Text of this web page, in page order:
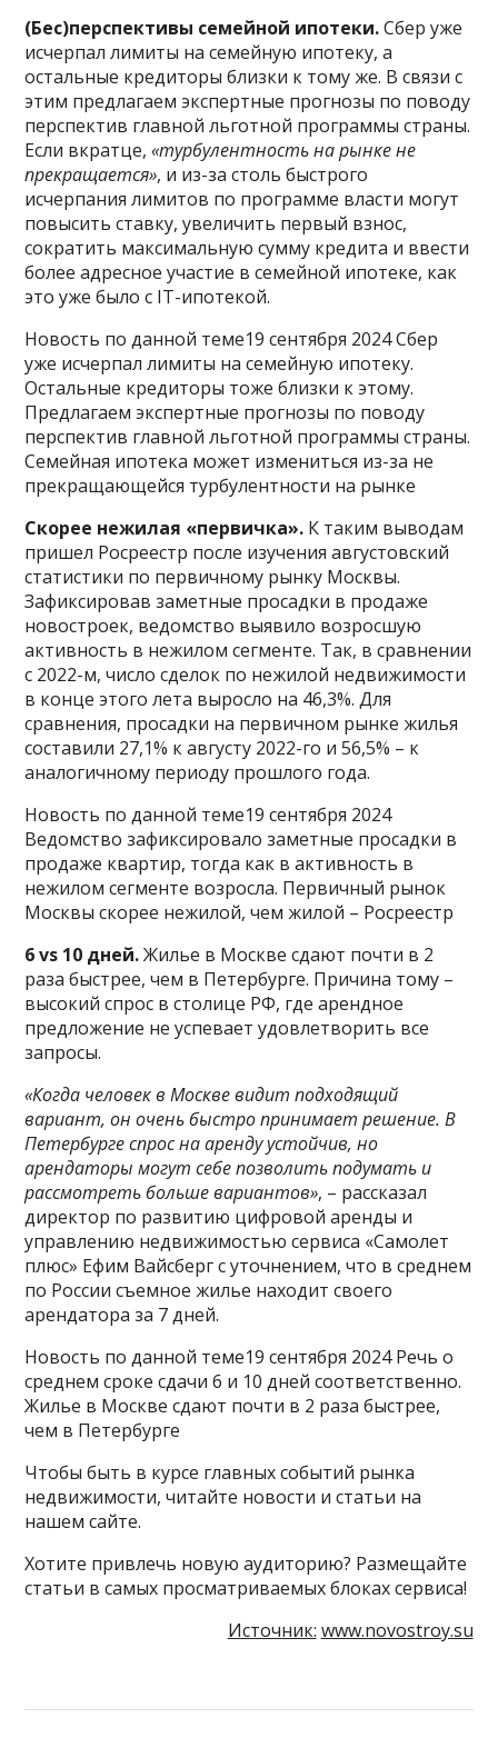
(Бес)перспективы семейной ипотеки.Сбер уже
исчерпал лимиты на семейную ипотеку, а
остальные кредиторы близки к тому же. В связи с
этим предлагаем экспертные прогнозы по поводу
перспектив главной льготной программы страны.
Если вкратце,«турбулентность на рынке не
прекращается», и из-за столь быстрого
исчерпания лимитов по программе власти могут
повысить ставку, увеличить первый взнос,
сократить максимальную сумму кредита и ввести
более адресное участие в семейной ипотеке, как
это уже было с IT-ипотекой.
Новость по данной теме19 сентября 2024 Сбер
уже исчерпал лимиты на семейную ипотеку.
Остальные кредиторы тоже близки к этому.
Предлагаем экспертные прогнозы по поводу
перспектив главной льготной программы страны.
Семейная ипотека может измениться из-за не
прекращающейся турбулентности на рынке
Скорее нежилая «первичка». К таким выводам
пришел Росреестр после изучения августовский
статистики по первичному рынку Москвы.
Зафиксировав заметные просадки в продаже
новостроек, ведомство выявило возросшую
активность в нежилом сегменте. Так, в сравнении
с 2022-м, число сделок по нежилой недвижимости
в конце этого лета выросло на 46,3%. Для
сравнения, просадки на первичном рынке жилья
составили 27,1% к августу 2022-го и 56,5% – к
аналогичному периоду прошлого года.
Новость по данной теме19 сентября 2024
Ведомство зафиксировало заметные просадки в
продаже квартир, тогда как в активность в
нежилом сегменте возросла. Первичный рынок
Москвы скорее нежилой, чем жилой – Росреестр
6 vs 10 дней.Жилье в Москве сдают почти в 2
раза быстрее, чем в Петербурге. Причина тому –
высокий спрос в столице РФ, где арендное
предложение не успевает удовлетворить все
запросы.
«Когда человек в Москве видит подходящий
вариант, он очень быстро принимает решение. В
Петербурге спрос на аренду устойчив, но
арендаторы могут себе позволить подумать и
рассмотреть больше вариантов», – рассказал
директор по развитию цифровой аренды и
управлению недвижимостью сервиса «Самолет
плюс» Ефим Вайсберг с уточнением, что в среднем
по России съемное жилье находит своего
арендатора за 7 дней.
Новость по данной теме19 сентября 2024 Речь о
среднем сроке сдачи 6 и 10 дней соответственно.
Жилье в Москве сдают почти в 2 раза быстрее,
чем в Петербурге
Чтобы быть в курсе главных событий рынка
недвижимости, читайте новости и статьи на
нашем сайте.
Хотите привлечь новую аудиторию? Размещайте
статьи в самых просматриваемых блоках сервиса!
Источник: www.novostroy.su